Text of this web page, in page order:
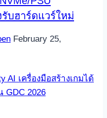
รับฮาร์ดแวร์ใหม่
February 25,